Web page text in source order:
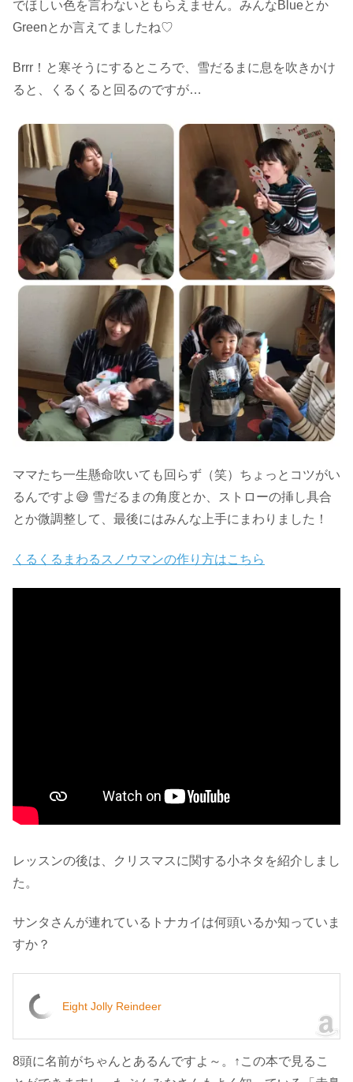
でほしい色を言わないともらえません。みんなBlueとか
Greenとか言えてましたね♡
Brrr！と寒そうにするところで、雪だるまに息を吹きかけ
ると、くるくると回るのですが…
ママたち一生懸命吹いても回らず（笑）ちょっとコツがい
るんですよ😅 雪だるまの角度とか、ストローの挿し具合
とか微調整して、最後にはみんな上手にまわりました！
くるくるまわるスノウマンの作り方はこちら
レッスンの後は、クリスマスに関する小ネタを紹介しまし
た。
サンタさんが連れているトナカイは何頭いるか知っていま
すか？
Eight Jolly Reindeer
8頭に名前がちゃんとあるんですよ～。↑この本で見るこ